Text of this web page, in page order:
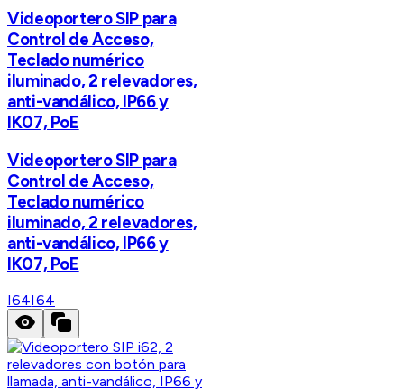
Videoportero SIP para
Control de Acceso,
Teclado numérico
iluminado, 2 relevadores,
anti-vandálico, IP66 y
IK07, PoE
Videoportero SIP para
Control de Acceso,
Teclado numérico
iluminado, 2 relevadores,
anti-vandálico, IP66 y
IK07, PoE
I64I64